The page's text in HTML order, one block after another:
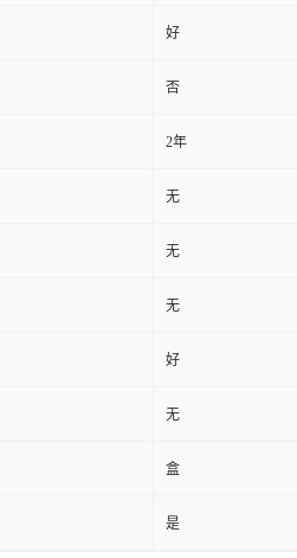
好
否
2年
无
无
无
好
无
盒
是